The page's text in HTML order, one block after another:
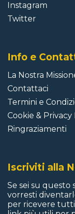
Instagram
Twitter
Info e
La Nostra
Contattaci
Termini e
Cookie & Privacy
Ringraziamenti
Iscriviti alla
Se sei su questo
vorresti
per ricevere